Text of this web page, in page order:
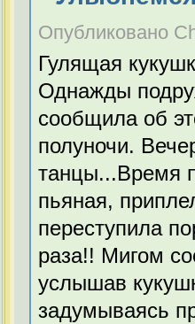
Опубликовано
Гулящая
Однажды
сообщила об
полуночи.
танцы...Время
пьяная,
переступила
раза!! Мигом
услышав
задумываясь